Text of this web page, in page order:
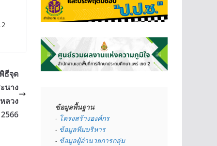
ธีจุด
นาง
ลวง
ข้อมูลพื้นฐาน
- โครงสร้างองค์กร
- ข้อมูลทีมบริหาร
- ข้อมูลผู้อำนวยการกลุ่ม